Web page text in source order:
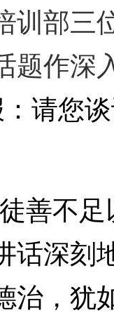
训部三
题作深
您谈
不足
话深刻
治，犹